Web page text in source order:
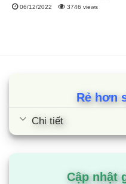
06/12/2022 3746 views
Rẻ hơn
Chi tiết
Cập nhật